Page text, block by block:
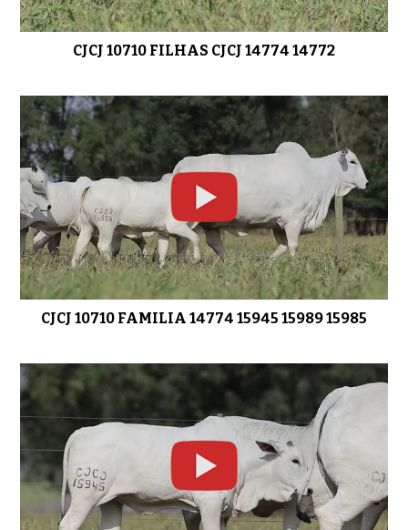
01:03
01:42 LOTE 06 CJCJ 14268
LOTE 07 CJCJ 15765
01:14 LOTE 08 CJCJ 15538
CJCJ 10710 FILHAS CJCJ 14774 14772
CJCJ 10710 FAMILIA 14774 15945 15989 15985